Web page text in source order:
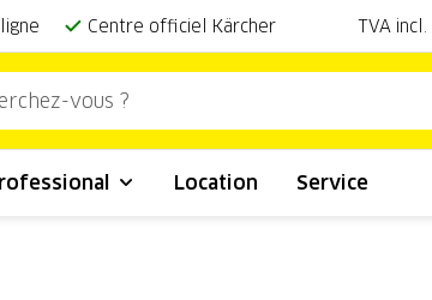
Centre officiel Kärcher
Location Service
TVA incl.